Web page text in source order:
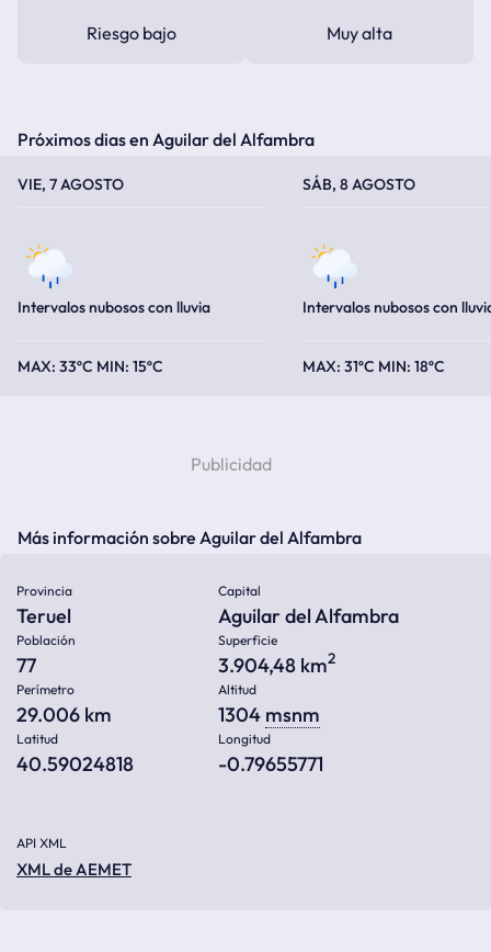
Riesgo bajo Muy alta
Próximos dias en Aguilar del Alfambra
VIE, 7 AGOSTO
Intervalos nubosos con lluvia
33ºC 15ºC
SÁB, 8 AGOSTO
Intervalos nubosos con
31ºC 18ºC
Más información sobre Aguilar del Alfambra
Provincia
Teruel
Capital
Aguilar del Alfambra
Población
77
Superficie
3.904,48 km2
Perímetro
29.006 km
Altitud
1304 msnm
Latitud
40.59024818
Longitud
-0.79655771
API XML
XML de AEMET